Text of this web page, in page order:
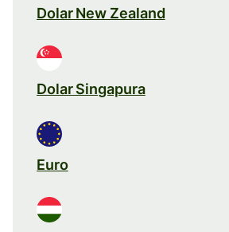
Dolar New Zealand
Dolar Singapura
Euro